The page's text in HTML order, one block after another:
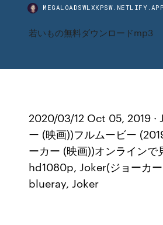
MEGALOADSWLXKPSW.NETLIFY.APP
若いもの無料ダウンロードmp3
2020/03/12 Oct 05, 2019 ·
ー (映画))フルムービー
ーカー (映画))オンラインで
hd1080p, Joker(ジョーカ
blueray, Joker